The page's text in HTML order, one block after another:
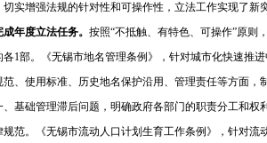
切实增强法规的针对性和可操作性，立法工作实现了新
成年度立法任务。 按照“不抵触、有特色、可操作”原则
1部。《无锡市地名管理条例》，针对城市化快速推
范、使用标准、历史地名保护沿用、管理责任等方面
、基础管理滞后问题，明确政府各部门的职责分工和
规范。《无锡市流动人口计划生育工作条例》，针对